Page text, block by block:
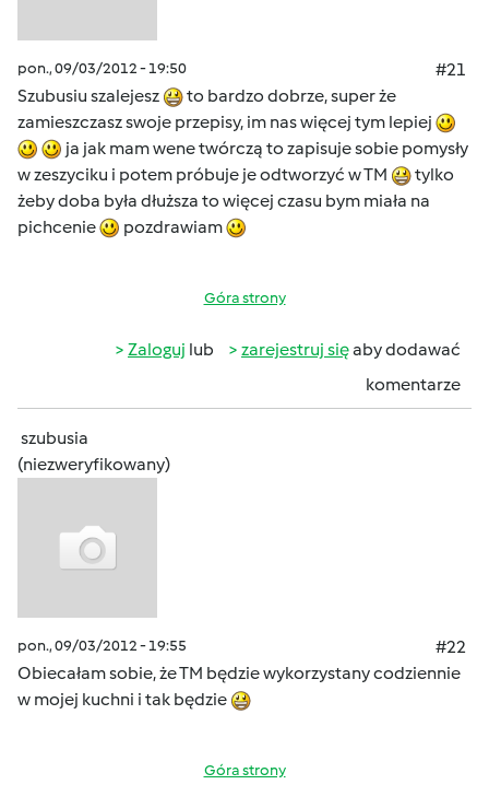
pon., 09/03/2012 - 19:50
#21
Szubusiu szalejesz
to bardzo dobrze, super że
zamieszczasz swoje przepisy, im nas więcej tym lepiej
ja jak mam wene twórczą to zapisuje sobie pomysły
w zeszyciku i potem próbuje je odtworzyć w TM
tylko
żeby doba była dłuższa to więcej czasu bym miała na
pichcenie
pozdrawiam
Góra strony
Zaloguj lub zarejestruj sięaby dodawać
komentarze
szubusia
(niezweryfikowany)
pon., 09/03/2012 - 19:55
#22
Obiecałam sobie, że TM będzie wykorzystany codziennie
w mojej kuchni i tak będzie
Góra strony